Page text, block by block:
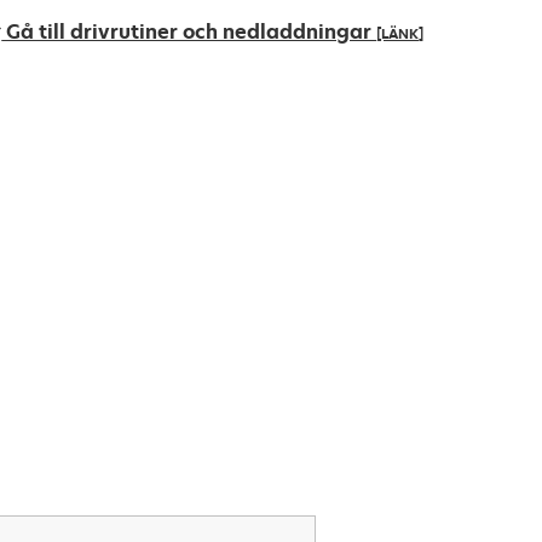
Gå till drivrutiner och nedladdningar [LÄNK]